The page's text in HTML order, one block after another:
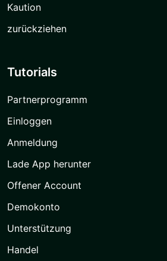
Kaution
zurückziehen
Tutorials
Partnerprogramm
Einloggen
Anmeldung
Lade App herunter
Offener Account
Demokonto
Unterstützung
Handel